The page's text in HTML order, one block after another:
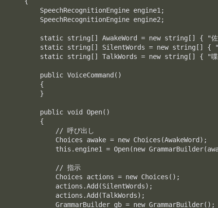
        SpeechRecognitionEngine engine1;
        SpeechRecognitionEngine engine2;
static string[] AwakeWord = new string[] { "佐
static string[] SilentWords = new string[] { "
static string[] TalkWords = new string[] { "喋
        public VoiceCommand()
        {
        }
        public void Open()
        {
            // 呼び出し
            Choices awake = new Choices(AwakeWord);
this.engine1 = Open(new
            // 指示
            Choices actions = new Choices();
            actions.Add(SilentWords);
            actions.Add(TalkWords);
            GrammarBuilder gb = new GrammarBuilder();